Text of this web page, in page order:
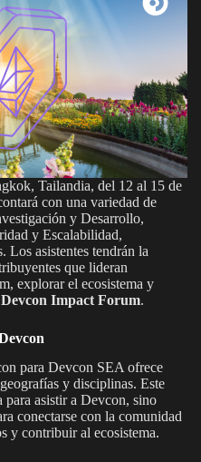
Tailandia, del 12 al 15 de
con una variedad de
y Desarrollo,
y Escalabilidad,
Los asistentes tendrán la
que lideran
explorar el ecosistema y
Devcon Impact Forum.
para Devcon SEA ofrece
y disciplinas. Este
para asistir a Devcon, sino
conectarse con la comunidad
y contribuir al ecosistema.